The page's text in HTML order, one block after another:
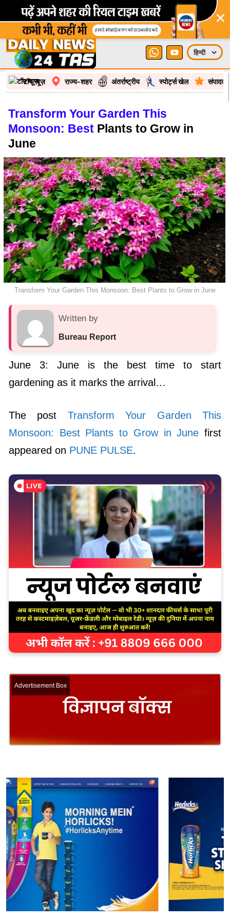
×
टॉप न्यूज़ राज्य-शहर अंतर्राष्ट्रीय स्पोर्ट्स खेल
Transform Your Garden This
Monsoon: Best Plants to Grow in
June
Transform Your Garden This Monsoon: Best Plants to Grow in June
Written by
Bureau Report
June 3: June is the best time to start
gardening as it marks the arrival…
The post Transform Your Garden This
Monsoon: Best Plants to Grow in June first
appeared on PUNE PULSE.
Advertisement Box